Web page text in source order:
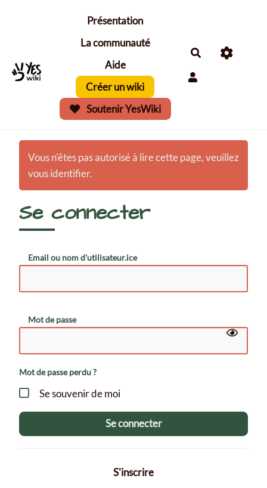
Aller au contenu principal
Présentation
La communauté
Aide
Créer un wiki
Soutenir YesWiki
Vous n'êtes pas autorisé à lire cette page, veuillez
vous identifier.
Se connecter
Email ou nom d'utilisateur.ice
Mot de passe
Mot de passe perdu ?
Se souvenir de moi
Se connecter
S'inscrire